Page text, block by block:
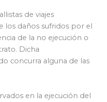
de viajes
daños sufridos por el
de la no ejecución o
Dicha
concurra alguna de las
en la ejecución del